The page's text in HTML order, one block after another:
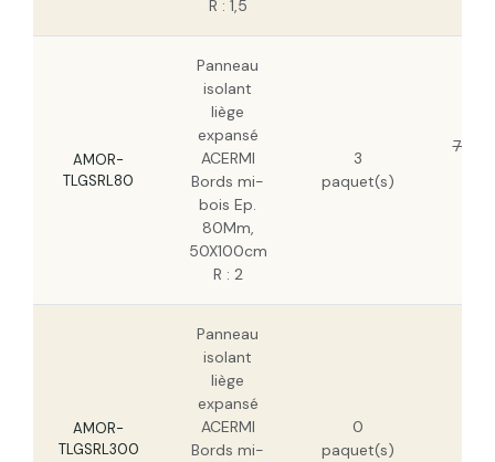
R : 1,5
AMOR-
TLGSRL80
Panneau
isolant
liège
expansé
ACERMI
Bords mi-
bois Ep.
80Mm,
50X100cm
R : 2
3
paquet(s)
73,19
AMOR-
TLGSRL300
Panneau
isolant
liège
expansé
ACERMI
Bords mi-
0
paquet(s)